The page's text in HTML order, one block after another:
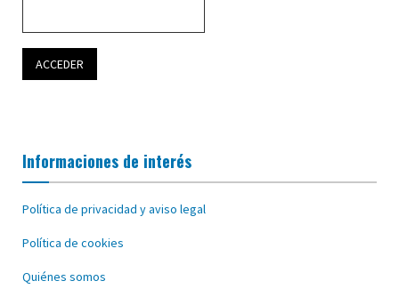
Informaciones de interés
Política de privacidad y aviso legal
Política de cookies
Quiénes somos